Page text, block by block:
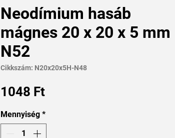
Neodímium hasáb
mágnes 20 x 20 x 5 mm
N52
Cikkszám: N20x20x5H-N48
1048 FtÁr
Mennyiség *